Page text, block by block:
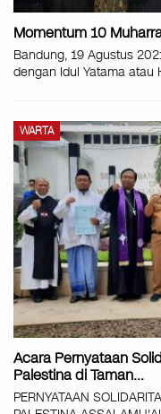
Momentum 10
Bandung, 19 Agustus
dengan Idul Yatama atau
WARTA
Acara Pernyataan
Palestina di Taman…
PERNYATAAN